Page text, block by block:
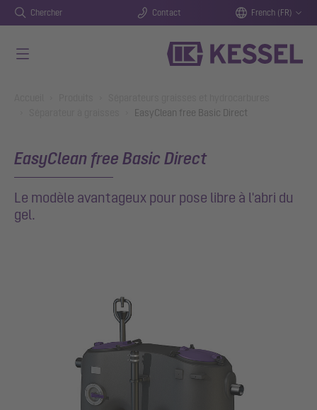
Chercher Contact French (FR)
EasyClean free Basic Direct
EasyClean free Basic Direct
Le modèle avantageux pour pose libre à l'abri du
gel.